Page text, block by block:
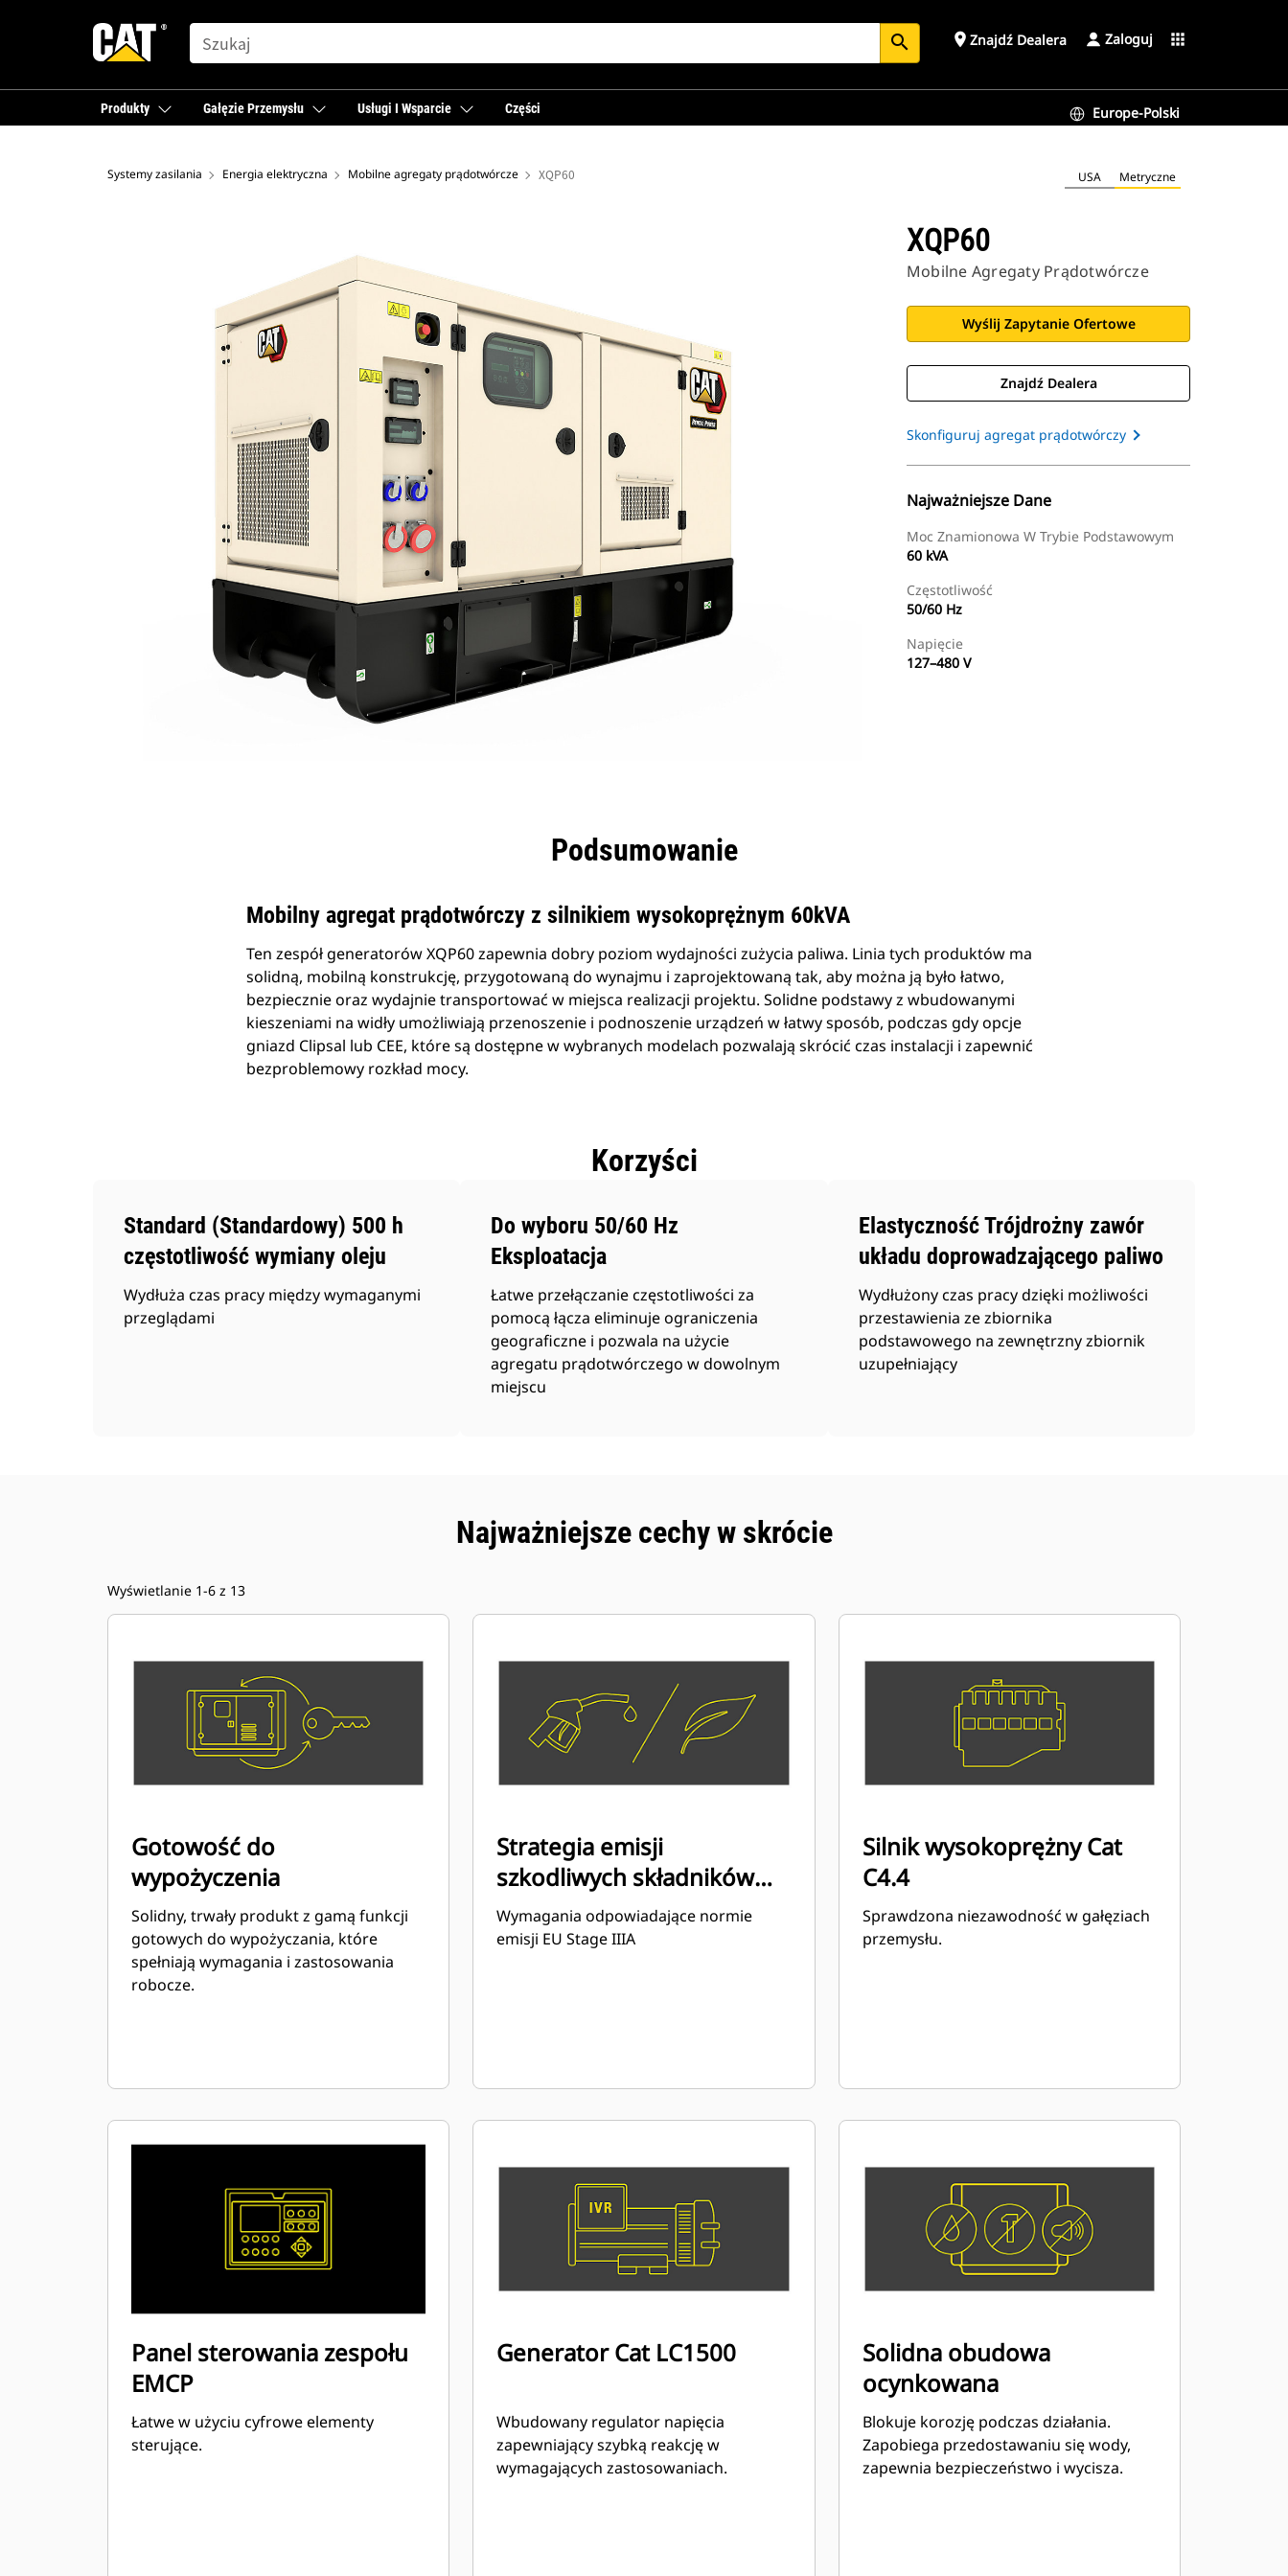
SEARCH search place Znajdź Dealera Zaloguj apps
Produkty Gałęzie Przemysłu Usługi I Wsparcie Części Europe-Polski
Systemy zasilania Energia elektryczna Mobilne agregaty prądotwórcze XQP60 USA Metryczne
XQP60
Mobilne Agregaty Prądotwórcze
Wyślij Zapytanie Ofertowe
Znajdź Dealera
Skonfiguruj agregat prądotwórczy
Najważniejsze Dane
Moc Znamionowa W Trybie Podstawowym
60 kVA
Częstotliwość
50/60 Hz
Napięcie
127–480 V
Podsumowanie
Mobilny agregat prądotwórczy z silnikiem wysokoprężnym 60kVA
Ten zespół generatorów XQP60 zapewnia dobry poziom wydajności zużycia paliwa. Linia tych produktów ma
solidną, mobilną konstrukcję, przygotowaną do wynajmu i zaprojektowaną tak, aby można ją było łatwo,
bezpiecznie oraz wydajnie transportować w miejsca realizacji projektu. Solidne podstawy z wbudowanymi
kieszeniami na widły umożliwiają przenoszenie i podnoszenie urządzeń w łatwy sposób, podczas gdy opcje
gniazd Clipsal lub CEE, które są dostępne w wybranych modelach pozwalają skrócić czas instalacji i zapewnić
bezproblemowy rozkład mocy.
Korzyści
Standard (Standardowy) 500 h
częstotliwość wymiany oleju
Wydłuża czas pracy między wymaganymi
przeglądami
Do wyboru 50/60 Hz
Eksploatacja
Łatwe przełączanie częstotliwości za
pomocą łącza eliminuje ograniczenia
geograficzne i pozwala na użycie
agregatu prądotwórczego w dowolnym
miejscu
Elastyczność Trójdrożny zawór
układu doprowadzającego paliwo
Wydłużony czas pracy dzięki możliwości
przestawienia ze zbiornika
podstawowego na zewnętrzny zbiornik
uzupełniający
Najważniejsze cechy w skrócie
Wyświetlanie 1-6 z 13
Gotowość do
wypożyczenia
Solidny, trwały produkt z gamą funkcji
gotowych do wypożyczania, które
spełniają wymagania i zastosowania
robocze.
Strategia emisji
szkodliwych składników
spalin/zużycia paliwa
Wymagania odpowiadające normie
emisji EU Stage IIIA
Silnik wysokoprężny Cat
C4.4
Sprawdzona niezawodność w gałęziach
przemysłu.
Panel sterowania zespołu
EMCP
Łatwe w użyciu cyfrowe elementy
sterujące.
Generator Cat LC1500
Wbudowany regulator napięcia
zapewniający szybką reakcję w
wymagających zastosowaniach.
Solidna obudowa
ocynkowana
Blokuje korozję podczas działania.
Zapobiega przedostawaniu się wody,
zapewnia bezpieczeństwo i wycisza.